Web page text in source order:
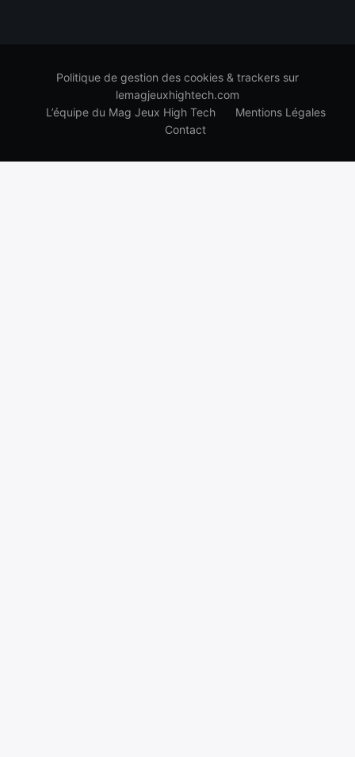
Politique de gestion des cookies & trackers sur
lemagjeuxhightech.com
L’équipe du Mag Jeux High Tech
Mentions Légales
Contact